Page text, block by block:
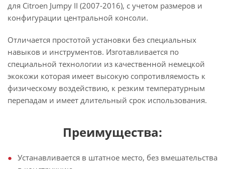
для Citroen Jumpy II (2007-2016), с учетом размеров и
конфигурации центральной консоли.
Отличается простотой установки без специальных
навыков и инструментов. Изготавливается по
специальной технологии из качественной немецкой
экокожи которая имеет высокую сопротивляемость к
физическому воздействию, к резким температурным
перепадам и имеет длительный срок использования.
Преимущества:
Устанавливается в штатное место, без вмешательства